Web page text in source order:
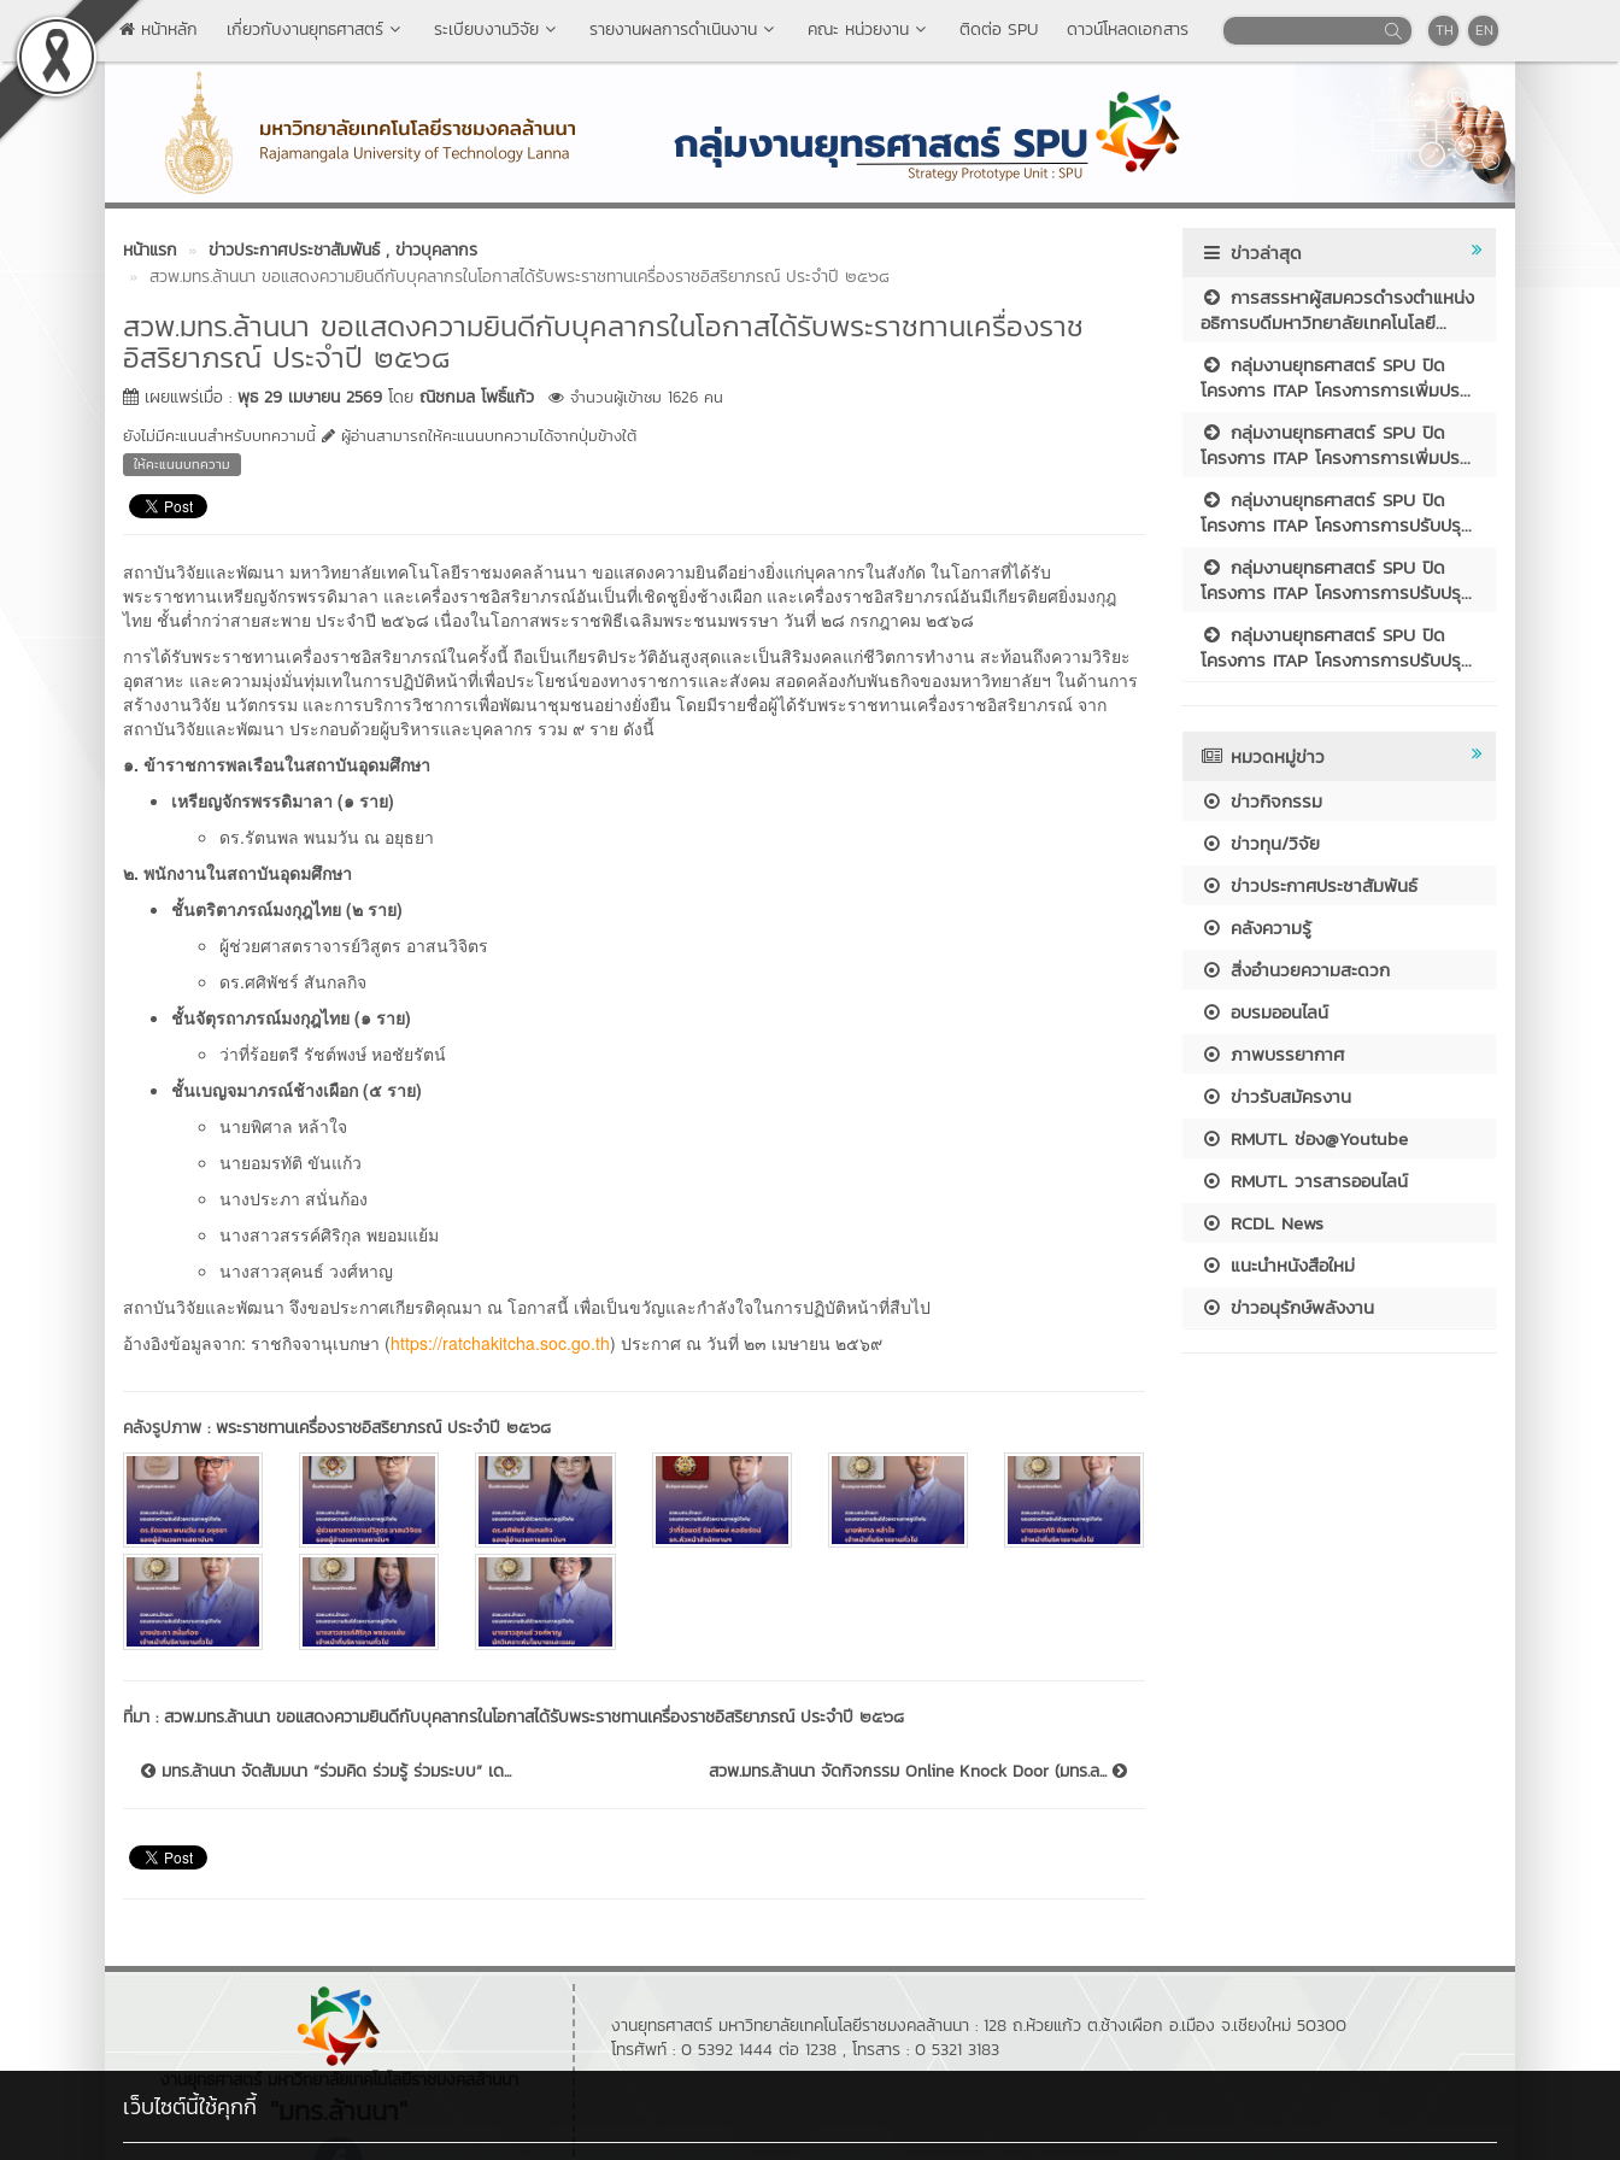
หน้าหลัก เกี่ยวกับงานยุทธศาสตร์ ระเบียบงานวิจัย รายงานผลการดำเนินงาน คณะ หน่วยงาน ติดต่อ SPU ดาวน์โหลดเอกสาร TH EN
หน้าแรก ข่าวประกาศประชาสัมพันธ์ , ข่าวบุคลากร
สวพ.มทร.ล้านนา ขอแสดงความยินดีกับบุคลากรในโอกาสได้รับพระราชทานเครื่องราชอิสริยาภรณ์ ประจำปี ๒๕๖๘
สวพ.มทร.ล้านนา ขอแสดงความยินดีกับบุคลากรในโอกาสได้รับพระราชทานเครื่องราช
อิสริยาภรณ์ ประจำปี ๒๕๖๘
เผยแพร่เมื่อ : พุธ 29 เมษายน 2569 โดย ณิชกมล โพธิ์แก้ว
จำนวนผู้เข้าชม 1626 คน
ยังไม่มีคะแนนสำหรับบทความนี้
ผู้อ่านสามารถให้คะแนนบทความได้จากปุ่มข้างใต้
ให้คะแนนบทความ
สถาบันวิจัยและพัฒนา มหาวิทยาลัยเทคโนโลยีราชมงคลล้านนา ขอแสดงความยินดีอย่างยิ่งแก่บุคลากรในสังกัด ในโอกาสที่ได้รับ
พระราชทานเหรียญจักรพรรดิมาลา และเครื่องราชอิสริยาภรณ์อันเป็นที่เชิดชูยิ่งช้างเผือก และเครื่องราชอิสริยาภรณ์อันมีเกียรติยศยิ่งมงกุฎ
ไทย ชั้นต่ำกว่าสายสะพาย ประจำปี ๒๕๖๘ เนื่องในโอกาสพระราชพิธีเฉลิมพระชนมพรรษา วันที่ ๒๘ กรกฎาคม ๒๕๖๘
การได้รับพระราชทานเครื่องราชอิสริยาภรณ์ในครั้งนี้ ถือเป็นเกียรติประวัติอันสูงสุดและเป็นสิริมงคลแก่ชีวิตการทำงาน สะท้อนถึงความวิริยะ
อุตสาหะ และความมุ่งมั่นทุ่มเทในการปฏิบัติหน้าที่เพื่อประโยชน์ของทางราชการและสังคม สอดคล้องกับพันธกิจของมหาวิทยาลัยฯ ในด้านการ
สร้างงานวิจัย นวัตกรรม และการบริการวิชาการเพื่อพัฒนาชุมชนอย่างยั่งยืน โดยมีรายชื่อผู้ได้รับพระราชทานเครื่องราชอิสริยาภรณ์ จาก
สถาบันวิจัยและพัฒนา ประกอบด้วยผู้บริหารและบุคลากร รวม ๙ ราย ดังนี้
๑. ข้าราชการพลเรือนในสถาบันอุดมศึกษา
เหรียญจักรพรรดิมาลา (๑ ราย)
ดร.รัตนพล พนมวัน ณ อยุธยา
๒. พนักงานในสถาบันอุดมศึกษา
ชั้นตริตาภรณ์มงกุฎไทย (๒ ราย)
ผู้ช่วยศาสตราจารย์วิสูตร อาสนวิจิตร
ดร.ศศิพัชร์ สันกลกิจ
ชั้นจัตุรถาภรณ์มงกุฎไทย (๑ ราย)
ว่าที่ร้อยตรี รัชต์พงษ์ หอชัยรัตน์
ชั้นเบญจมาภรณ์ช้างเผือก (๕ ราย)
นายพิศาล หล้าใจ
นายอมรทัติ ขันแก้ว
นางประภา สนั่นก้อง
นางสาวสรรค์ศิริกุล พยอมแย้ม
นางสาวสุคนธ์ วงศ์หาญ
สถาบันวิจัยและพัฒนา จึงขอประกาศเกียรติคุณมา ณ โอกาสนี้ เพื่อเป็นขวัญและกำลังใจในการปฏิบัติหน้าที่สืบไป
อ้างอิงข้อมูลจาก: ราชกิจจานุเบกษา (https://ratchakitcha.soc.go.th) ประกาศ ณ วันที่ ๒๓ เมษายน ๒๕๖๙
คลังรูปภาพ :พระราชทานเครื่องราชอิสริยาภรณ์ ประจำปี ๒๕๖๘
ที่มา :สวพ.มทร.ล้านนา ขอแสดงความยินดีกับบุคลากรในโอกาสได้รับพระราชทานเครื่องราชอิสริยาภรณ์ ประจำปี ๒๕๖๘
มทร.ล้านนา จัดสัมมนา “ร่วมคิด ร่วมรู้ ร่วมระบบ” เด... สวพ.มทร.ล้านนา จัดกิจกรรม Online Knock Door (มทร.ล...
ข่าวล่าสุด
การสรรหาผู้สมควรดำรงตำแหน่ง
อธิการบดีมหาวิทยาลัยเทคโนโลยี...
กลุ่มงานยุทธศาสตร์ SPU ปิด
โครงการ ITAP โครงการการเพิ่มปร...
กลุ่มงานยุทธศาสตร์ SPU ปิด
โครงการ ITAP โครงการการเพิ่มปร...
กลุ่มงานยุทธศาสตร์ SPU ปิด
โครงการ ITAP โครงการการปรับปรุ...
กลุ่มงานยุทธศาสตร์ SPU ปิด
โครงการ ITAP โครงการการปรับปรุ...
กลุ่มงานยุทธศาสตร์ SPU ปิด
โครงการ ITAP โครงการการปรับปรุ...
หมวดหมู่ข่าว
ข่าวกิจกรรม
ข่าวทุน/วิจัย
ข่าวประกาศประชาสัมพันธ์
คลังความรู้
สิ่งอำนวยความสะดวก
อบรมออนไลน์
ภาพบรรยากาศ
ข่าวรับสมัครงาน
RMUTL ช่อง@Youtube
RMUTL วารสารออนไลน์
RCDL News
แนะนำหนังสือใหม่
ข่าวอนุรักษ์พลังงาน
งานยุทธศาสตร์ มหาวิทยาลัยเทคโนโลยีราชมงคลล้านนา : 128 ถ.ห้วยแก้ว ต.ช้างเผือก อ.เมือง จ.เชียงใหม่ 50300
โทรศัพท์ : 0 5392 1444 ต่อ 1238 , โทรสาร : 0 5321 3183
เว็บไซต์นี้ใช้คุกกี้